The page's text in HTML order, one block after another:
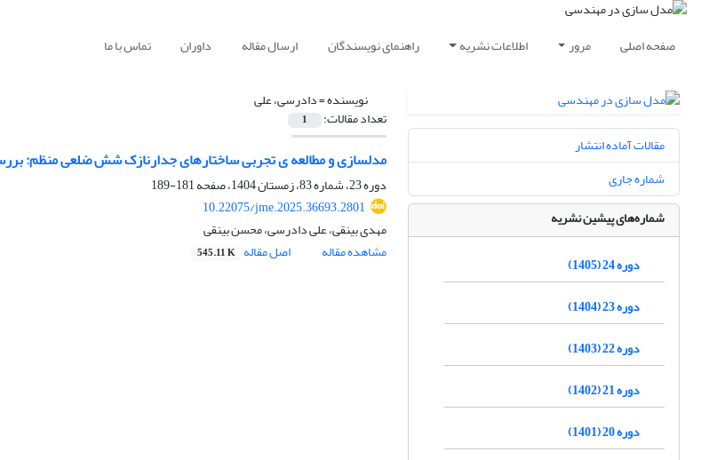
صفحه اصلی مرور اطلاعات نشریه راهنمای نویسندگان ارسال مقاله داوران تماس با ما
نویسنده =دادرسی، علی
تعداد مقالات: 1
مدلسازی و مطالعه ی تجربی ساختارهای جدارنازک شش ضلعی منظم:
دوره 23، شماره 83، زمستان 1404، صفحه
181-189
10.22075/jme.2025.36693.2801
مهدی بینقی، علی دادرسی، محسن بینقی
مشاهده مقاله
اصل مقاله 545.11 K
مقالات آماده انتشار
شماره جاری
شماره‌های پیشین نشریه
دوره 24 (1405)
دوره 23 (1404)
دوره 22 (1403)
دوره 21 (1402)
دوره 20 (1401)